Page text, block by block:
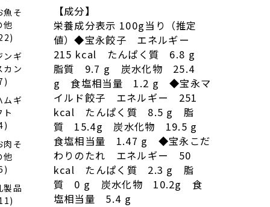
魚そ
他
ンギ
カン
ムギ
ト
肉そ
他
製品
【成分】
栄養成分表示 100g当り（推定
値）◆宝永餃子 エネルギー
215 kcal たんぱく質 6.8 g
脂質 9.7 g 炭水化物 25.4
g 食塩相当量 1.2 g ◆宝永マ
イルド餃子 エネルギー 251
kcal たんぱく質 8.5 g 脂
質 15.4g 炭水化物 19.5 g
食塩相当量 1.47 g ◆宝永こだ
わりのたれ エネルギー 50
kcal たんぱく質 2.3 g 脂
質 0 g 炭水化物 10.2g 食
塩相当量 5.4 g